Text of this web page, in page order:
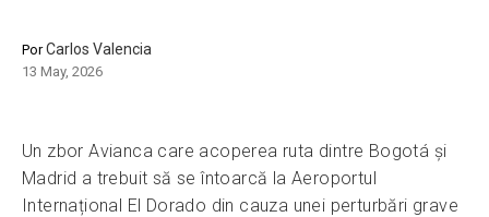
PorCarlos Valencia
13 May, 2026
Un zbor Avianca care acoperea ruta dintre Bogotá și
Madrid a trebuit să se întoarcă la Aeroportul
Internațional El Dorado din cauza unei perturbări grave